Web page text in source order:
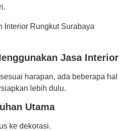
Jasa Interior
harapan, ada beberapa hal
lebih dulu.
Utama
ke dekorasi.